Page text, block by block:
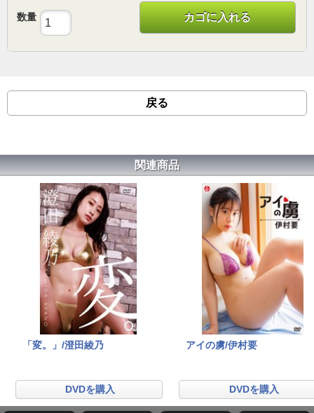
数量 カゴに入れる
戻る
関連商品
「変。」/澄田綾乃
DVDを購入
アイの虜/伊村要
DVDを購入